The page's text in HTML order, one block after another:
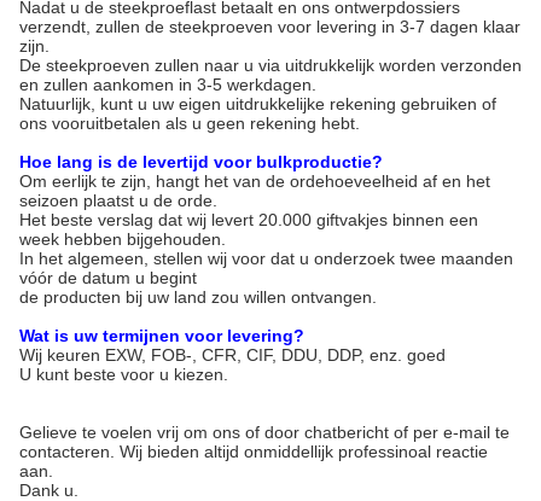
Nadat u de steekproeflast betaalt en ons ontwerpdossiers
verzendt, zullen de steekproeven voor levering in 3-7 dagen klaar
zijn.
De steekproeven zullen naar u via uitdrukkelijk worden verzonden
en zullen aankomen in 3-5 werkdagen.
Natuurlijk, kunt u uw eigen uitdrukkelijke rekening gebruiken of
ons vooruitbetalen als u geen rekening hebt.
Hoe lang is de levertijd voor bulkproductie?
Om eerlijk te zijn, hangt het van de ordehoeveelheid af en het
seizoen plaatst u de orde.
Het beste verslag dat wij levert 20.000 giftvakjes binnen een
week hebben bijgehouden.
In het algemeen, stellen wij voor dat u onderzoek twee maanden
vóór de datum u begint
de producten bij uw land zou willen ontvangen.
Wat is uw termijnen voor levering?
Wij keuren EXW, FOB-, CFR, CIF, DDU, DDP, enz. goed
U kunt beste voor u kiezen.
Gelieve te voelen vrij om ons of door chatbericht of per e-mail te
contacteren. Wij bieden altijd onmiddellijk professinoal reactie
aan.
Dank u.